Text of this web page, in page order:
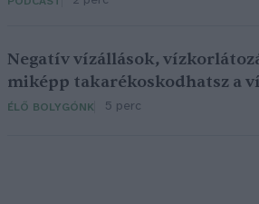
Negatív vízállások,
miképp takarékoskodhatsz a
ÉLŐ BOLYGÓNK 5 perc